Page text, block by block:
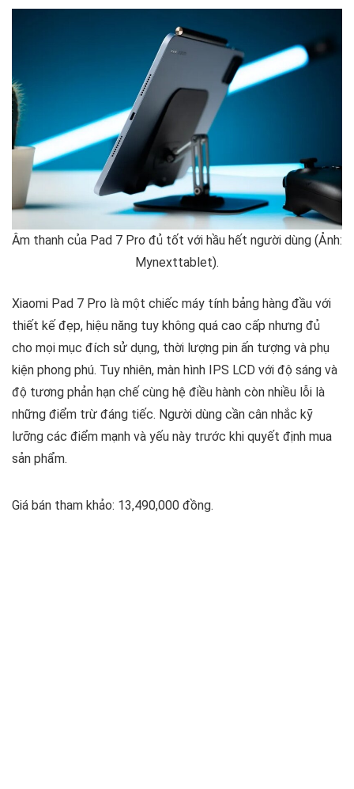
Âm thanh của Pad 7 Pro đủ tốt với hầu hết người dùng (Ảnh:
Mynexttablet).
Xiaomi Pad 7 Pro là một chiếc máy tính bảng hàng đầu với
thiết kế đẹp, hiệu năng tuy không quá cao cấp nhưng đủ
cho mọi mục đích sử dụng, thời lượng pin ấn tượng và phụ
kiện phong phú. Tuy nhiên, màn hình IPS LCD với độ sáng và
độ tương phản hạn chế cùng hệ điều hành còn nhiều lỗi là
những điểm trừ đáng tiếc. Người dùng cần cân nhắc kỹ
lưỡng các điểm mạnh và yếu này trước khi quyết định mua
sản phẩm.
Giá bán tham khảo: 13,490,000 đồng.